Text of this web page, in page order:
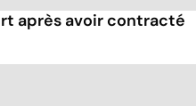
après avoir contracté